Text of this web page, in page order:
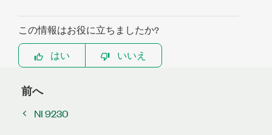
この情報はお役に立ちましたか?
はい
いいえ
前へ
NI 9230